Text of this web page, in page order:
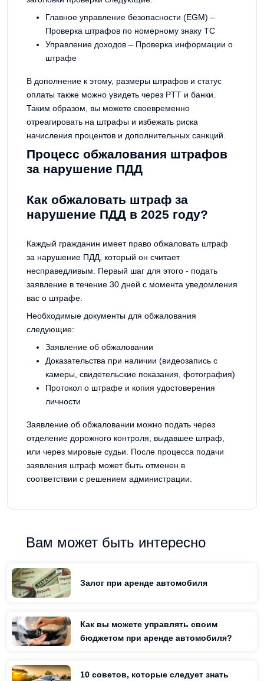
Главное управление безопасности (EGM) –
Проверка штрафов по номерному знаку ТС
Управление доходов – Проверка информации о
штрафе
В дополнение к этому, размеры штрафов и статус
оплаты также можно увидеть через PTT и банки.
Таким образом, вы можете своевременно
отреагировать на штрафы и избежать риска
начисления процентов и дополнительных санкций.
Процесс обжалования штрафов
за нарушение ПДД
Как обжаловать штраф за
нарушение ПДД в 2025 году?
Каждый гражданин имеет право обжаловать штраф
за нарушение ПДД, который он считает
несправедливым. Первый шаг для этого - подать
заявление в течение 30 дней с момента уведомления
вас о штрафе.
Необходимые документы для обжалования
следующие:
Заявление об обжаловании
Доказательства при наличии (видеозапись с
камеры, свидетельские показания, фотография)
Протокол о штрафе и копия удостоверения
личности
Заявление об обжаловании можно подать через
отделение дорожного контроля, выдавшее штраф,
или через мировые судьи. После процесса подачи
заявления штраф может быть отменен в
соответствии с решением администрации.
Вам может быть интересно
Залог при аренде автомобиля
Как вы можете управлять своим
бюджетом при аренде автомобиля?
10 советов, которые следует знать